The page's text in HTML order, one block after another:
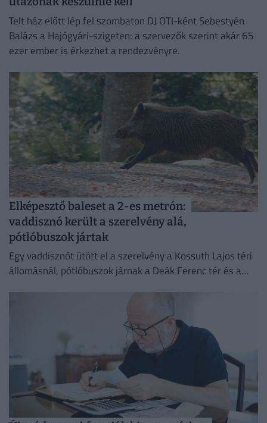
Telt ház előtt lép fel szombaton DJ OTI-ként Sebestyén
Balázs a Hajógyári-szigeten: a szervezők szerint akár 65
ezer ember is érkezhet a rendezvényre.
Elképesztő baleset a 2-es metrón:
vaddisznó került a szerelvény alá,
pótlóbuszok jártak
Egy vaddisznót ütött el a szerelvény a Kossuth Lajos téri
állomásnál, pótlóbuszok járnak a Deák Ferenc tér és a